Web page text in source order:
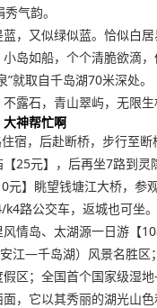
气韵。
，又似绿似蓝。恰似白居
岛如船，个个清脆欲滴
就取自千岛湖70米深处。
露石，青山翠屿，无限
神帮忙啊
宿，后赴断桥，步行至
25元】，后再坐7路到
】眺望钱塘江大桥，
路公交车，返城也可
情岛、太湖源一日游【
江—千岛湖）风景名胜
区；全国首个国家级湿
，它以其秀丽的湖光山